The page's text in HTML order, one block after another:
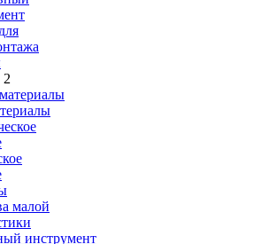
малой